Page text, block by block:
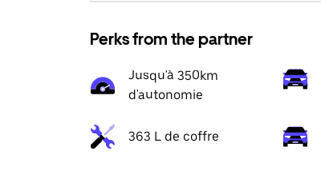
Perks from the partner
Jusqu'à 350km
d'autonomie
363 L de coffre